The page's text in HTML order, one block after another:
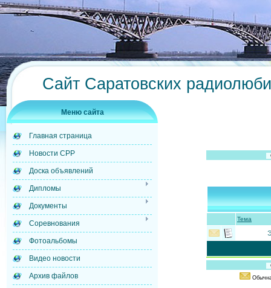
Сайт Саратовских
Меню сайта
Главная страница
Новости СРР
Доска объявлений
Дипломы
Документы
Соревнования
Фотоальбомы
Видео новости
Архив файлов
Тема